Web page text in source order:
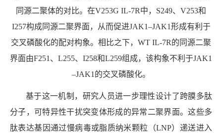
同源二聚体的对比。在V253G IL-7R中， S249、 V253和
I257构成同源二聚界面，从而促进JAK1–JAK1形成有利于
交叉磷酸化的配对构象。相比之下， WT IL-7R的同源二聚
界面由F251 、 L255、 I258和L259组成，该构象不利于JAK1
–JAK1 的交叉磷酸化。
基于这一机制，研究人员进一步理性设计了跨膜多肽
分子，可特异性干扰突变体形成的异常二聚界面。这些多
肽表达基因通过慢病毒或脂质纳米颗粒（LNP）递送进入